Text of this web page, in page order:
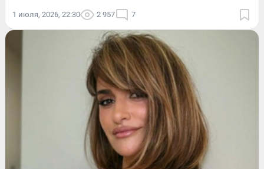
1 июля, 2026, 22:30 2 957 7